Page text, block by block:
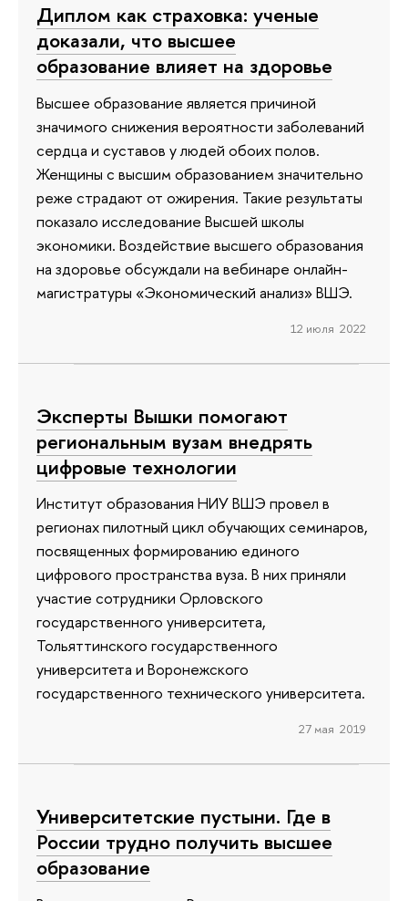
Диплом как страховка: ученые
доказали, что высшее
образование влияет на здоровье
Высшее образование является причиной
значимого снижения вероятности заболеваний
сердца и суставов у людей обоих полов.
Женщины с высшим образованием значительно
реже страдают от ожирения. Такие результаты
показало исследование Высшей школы
экономики. Воздействие высшего образования
на здоровье обсуждали на вебинаре онлайн-
магистратуры «Экономический анализ» ВШЭ.
12 июля 2022
Эксперты Вышки помогают
региональным вузам внедрять
цифровые технологии
Институт образования НИУ ВШЭ провел в
регионах пилотный цикл обучающих семинаров,
посвященных формированию единого
цифрового пространства вуза. В них приняли
участие сотрудники Орловского
государственного университета,
Тольяттинского государственного
университета и Воронежского
государственного технического университета.
27 мая 2019
Университетские пустыни. Где в
России трудно получить высшее
образование